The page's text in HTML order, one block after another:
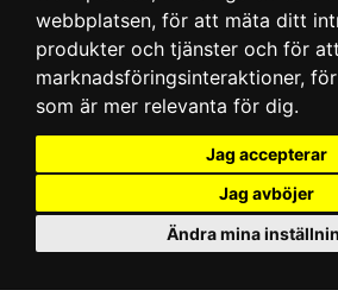
webbplatsen, för att mäta ditt
produkter och tjänster och för
marknadsföringsinteraktioner,
som är mer relevanta för dig.
Jag accepterar
Jag avböjer
Ändra mina